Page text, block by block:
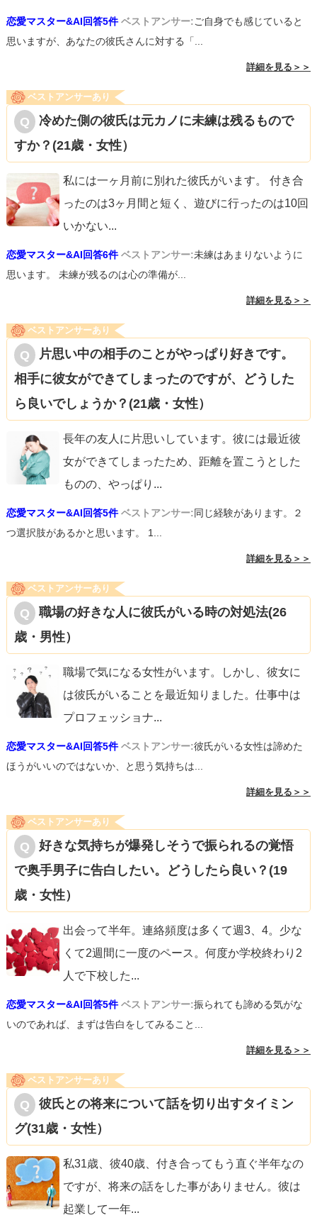
恋愛マスター&AI回答5件 ベストアンサー:ご自身でも感じていると
思いますが、あなたの彼氏さんに対する「...
詳細を見る＞＞
ベストアンサーあり
冷めた側の彼氏は元カノに未練は残るもので
すか？(21歳・女性）
私には一ヶ月前に別れた彼氏がいます。 付き合
ったのは3ヶ月間と短く、遊びに行ったのは10回
いかない...
恋愛マスター&AI回答6件 ベストアンサー:未練はあまりないように
思います。 未練が残るのは心の準備が...
詳細を見る＞＞
ベストアンサーあり
片思い中の相手のことがやっぱり好きです。
相手に彼女ができてしまったのですが、どうした
ら良いでしょうか？(21歳・女性）
長年の友人に片思いしています。彼には最近彼
女ができてしまったため、距離を置こうとした
ものの、やっぱり ...
恋愛マスター&AI回答5件 ベストアンサー:同じ経験があります。２
つ選択肢があるかと思います。 1...
詳細を見る＞＞
ベストアンサーあり
職場の好きな人に彼氏がいる時の対処法(26
歳・男性）
職場で気になる女性がいます。しかし、彼女に
は彼氏がいることを最近知りました。仕事中は
プロフェッショナ...
恋愛マスター&AI回答5件 ベストアンサー:彼氏がいる女性は諦めた
ほうがいいのではないか、と思う気持ちは...
詳細を見る＞＞
ベストアンサーあり
好きな気持ちが爆発しそうで振られるの覚悟
で奥手男子に告白したい。どうしたら良い？(19
歳・女性）
出会って半年。連絡頻度は多くて週3、4。少な
くて2週間に一度のペース。何度か学校終わり2
人で下校した...
恋愛マスター&AI回答5件 ベストアンサー:振られても諦める気がな
いのであれば、まずは告白をしてみること...
詳細を見る＞＞
ベストアンサーあり
彼氏との将来について話を切り出すタイミン
グ(31歳・女性）
私31歳、彼40歳、付き合ってもう直ぐ半年なの
ですが、将来の話をした事がありません。彼は
起業して一年...